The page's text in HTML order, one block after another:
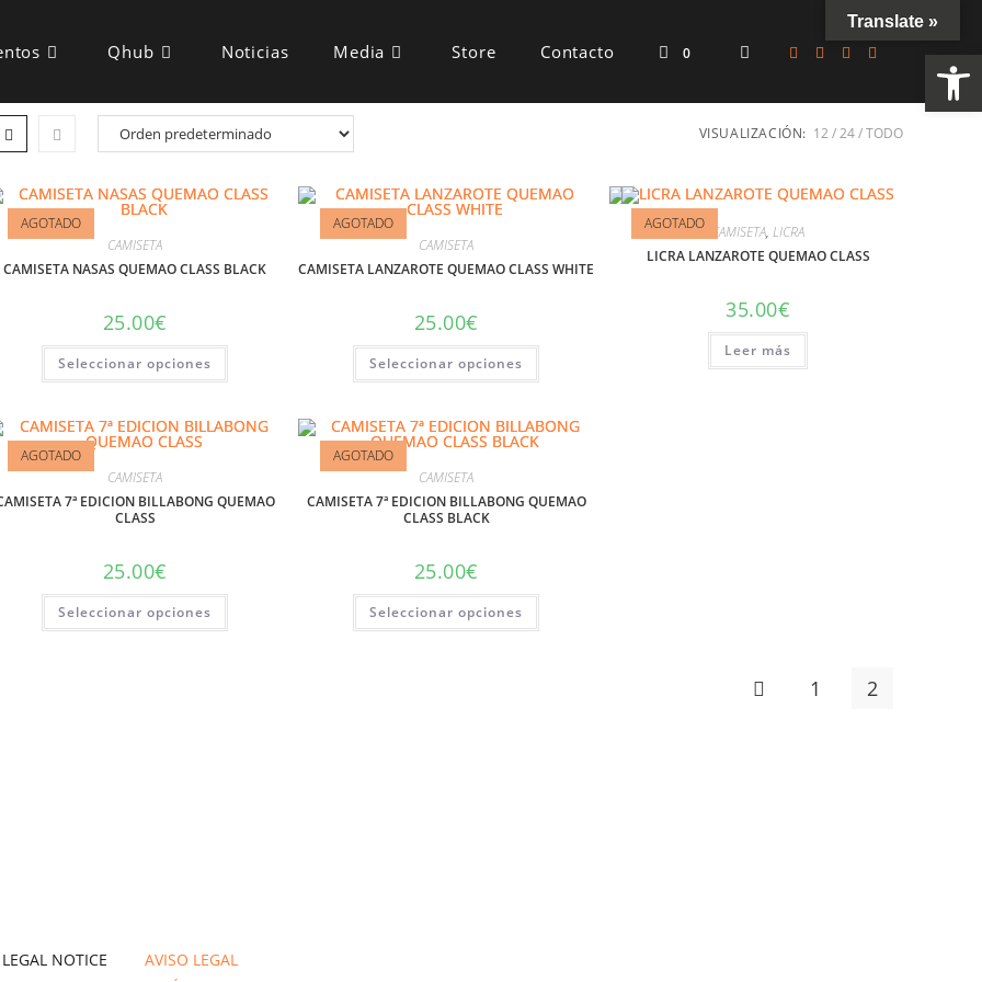
Qhub Noticias Media Store Contacto 0
VISUALIZACIÓN: 12 24 TODO
AGOTADO
CAMISETA
CAMISETA NASAS QUEMAO CLASS BLACK
25.00€
Seleccionar opciones
AGOTADO
CAMISETA
CAMISETA LANZAROTE QUEMAO CLASS WHITE
25.00€
Seleccionar opciones
AGOTADO CAMISETA,LICRA
LICRA LANZAROTE QUEMAO CLASS
35.00€
Leer más
AGOTADO
CAMISETA
7ª EDICION BILLABONG QUEMAO
CLASS
25.00€
Seleccionar opciones
AGOTADO
CAMISETA
CAMISETA 7ª EDICION BILLABONG QUEMAO
CLASS BLACK
25.00€
Seleccionar opciones
1 2
LEGAL NOTICE
AVISO LEGAL
Translate »